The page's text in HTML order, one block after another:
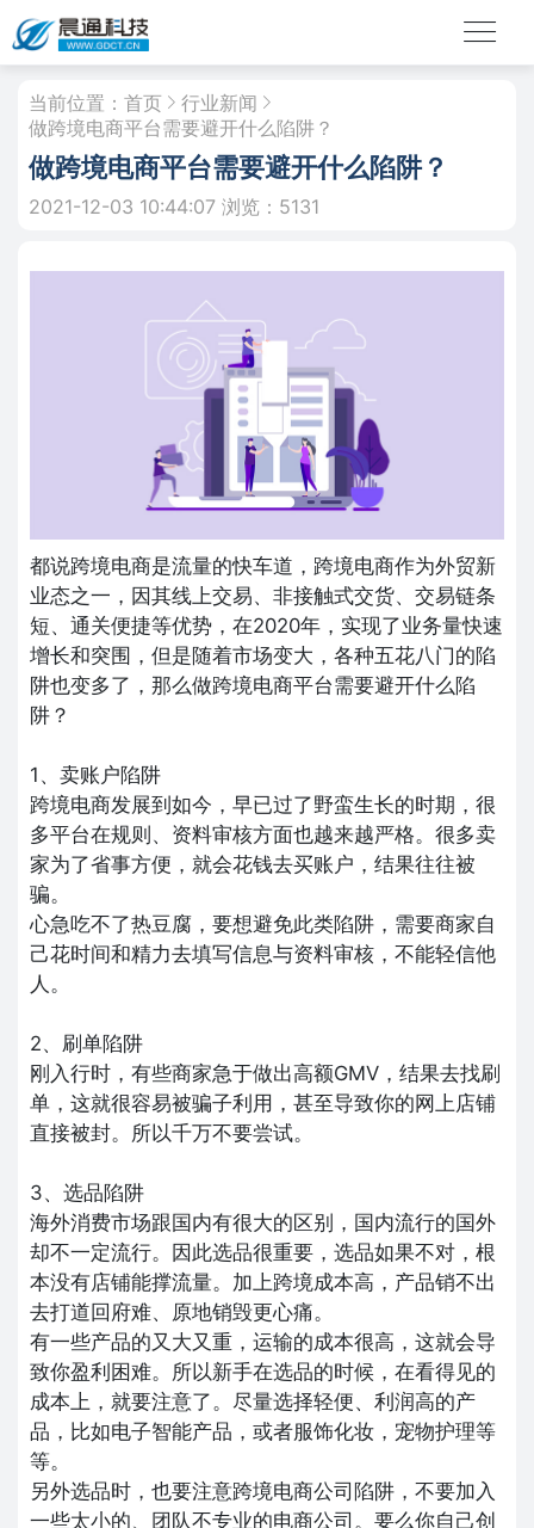
当前位置： 首页
行业新闻
做跨境电商平台需要避开什么陷阱？
做跨境电商平台需要避开什么陷阱？
2021-12-03 10:44:07 浏览：5131
都说跨境电商是流量的快车道，跨境电商作为外贸新
业态之一，因其线上交易、非接触式交货、交易链条
短、通关便捷等优势，在2020年，实现了业务量快速
增长和突围，但是随着市场变大，各种五花八门的陷
阱也变多了，那么做跨境电商平台需要避开什么陷
阱？
1、卖账户陷阱
跨境电商发展到如今，早已过了野蛮生长的时期，很
多平台在规则、资料审核方面也越来越严格。很多卖
家为了省事方便，就会花钱去买账户，结果往往被
骗。
心急吃不了热豆腐，要想避免此类陷阱，需要商家自
己花时间和精力去填写信息与资料审核，不能轻信他
人。
2、刷单陷阱
刚入行时，有些商家急于做出高额GMV，结果去找刷
单，这就很容易被骗子利用，甚至导致你的网上店铺
直接被封。所以千万不要尝试。
3、选品陷阱
海外消费市场跟国内有很大的区别，国内流行的国外
却不一定流行。因此选品很重要，选品如果不对，根
本没有店铺能撑流量。加上跨境成本高，产品销不出
去打道回府难、原地销毁更心痛。
有一些产品的又大又重，运输的成本很高，这就会导
致你盈利困难。所以新手在选品的时候，在看得见的
成本上，就要注意了。尽量选择轻便、利润高的产
品，比如电子智能产品，或者服饰化妆，宠物护理等
等。
另外选品时，也要注意跨境电商公司陷阱，不要加入
一些太小的、团队不专业的电商公司。要么你自己创